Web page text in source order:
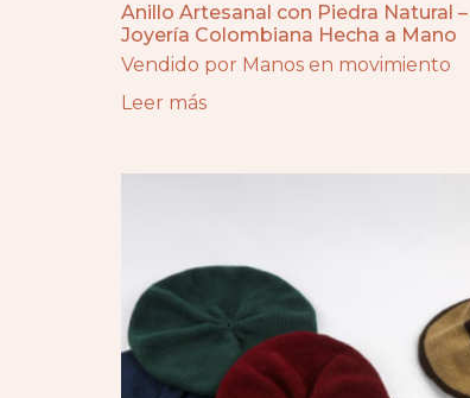
Anillo Artesanal con Piedra Natural –
Joyería Colombiana Hecha a Mano
Vendido por Manos en movimiento
Leer más